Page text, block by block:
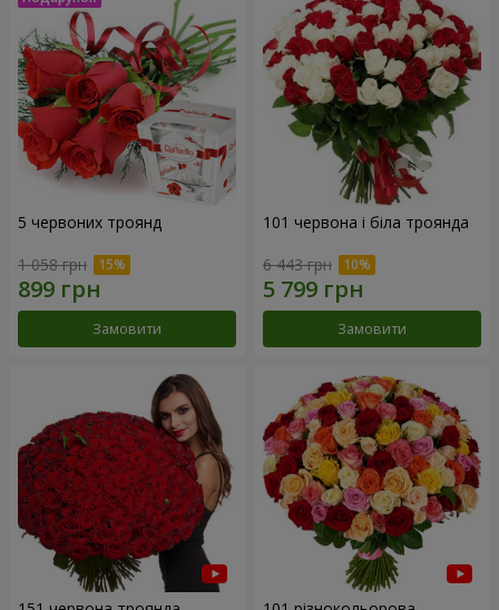
5 червоних троянд
1 058 грн
Замовити
101 червона і біла троянда
6 443 грн
Замовити